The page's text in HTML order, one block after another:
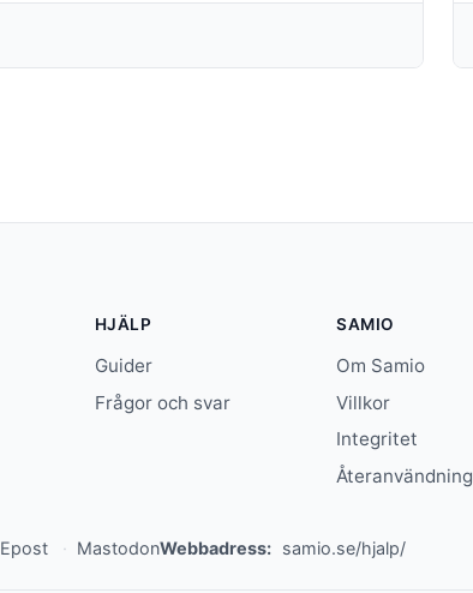
HJÄLP
Guider
Frågor och svar
SAMIO
Om Samio
Villkor
Integritet
Återanvändning
Epost MastodonWebbadress: samio.se/hjalp/